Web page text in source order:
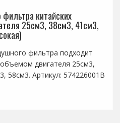
китайских
25см3, 38см3, 41см3,
фильтра подходит
двигателя 25см3,
58см3. Артикул: 574226001B